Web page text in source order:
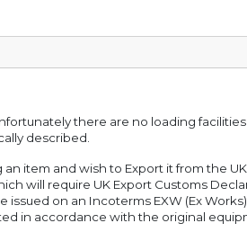
there are no loading
described.
item and wish to Export it from the
will require UK Export Customs
issued on an Incoterms EXW (Ex
in accordance with the original